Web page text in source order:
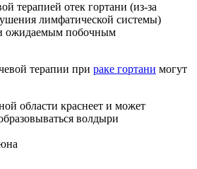
терапией отек гортани (из-за
лимфатической системы)
ожидаемым побочным
терапии при раке гортани могут
области краснеет и может
волдыри